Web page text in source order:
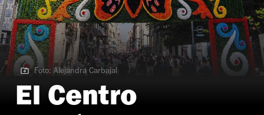
Foto: Alejandra Carbajal
Foto: Alejandra Carbajal
El Centro